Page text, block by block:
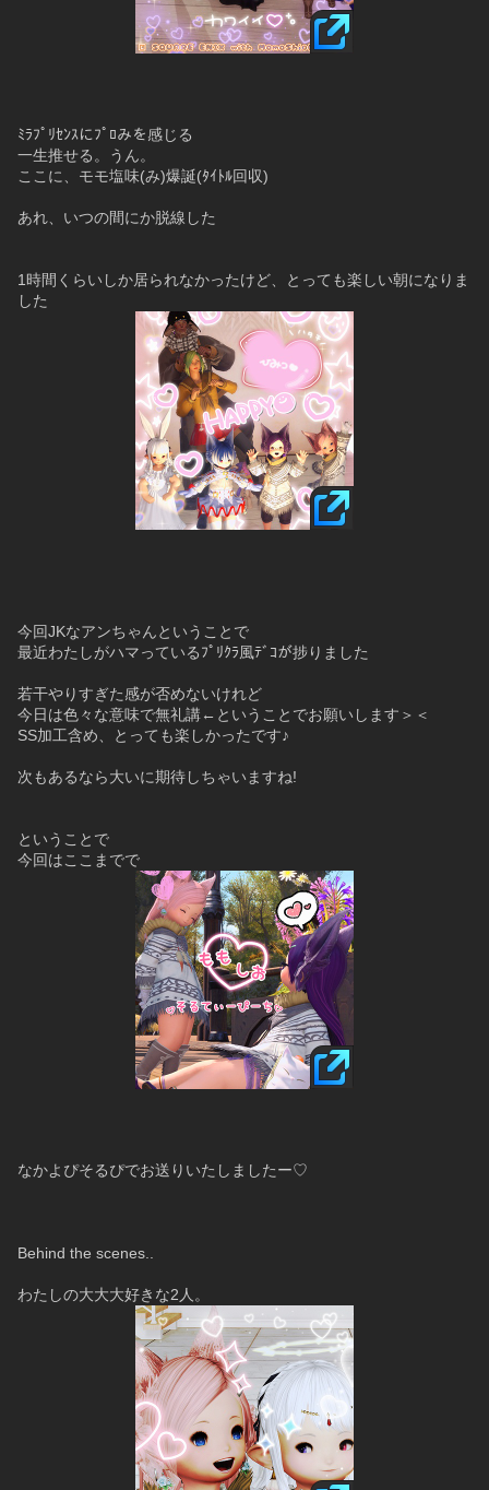
ﾐﾗﾌﾟﾘｾﾝｽにﾌﾟﾛみを感じる
一生推せる。うん。
ここに、モモ塩味(み)爆誕(ﾀｲﾄﾙ回収)
あれ、いつの間にか脱線した
1時間くらいしか居られなかったけど、とっても楽しい朝になりま
した
今回JKなアンちゃんということで
最近わたしがハマっているﾌﾟﾘｸﾗ風ﾃﾞｺが捗りました
若干やりすぎた感が否めないけれど
今日は色々な意味で無礼講←ということでお願いします＞＜
SS加工含め、とっても楽しかったです♪
次もあるなら大いに期待しちゃいますね!
ということで
今回はここまでで
なかよぴそるぴでお送りいたしましたー♡
Behind the scenes..
わたしの大大大好きな2人。